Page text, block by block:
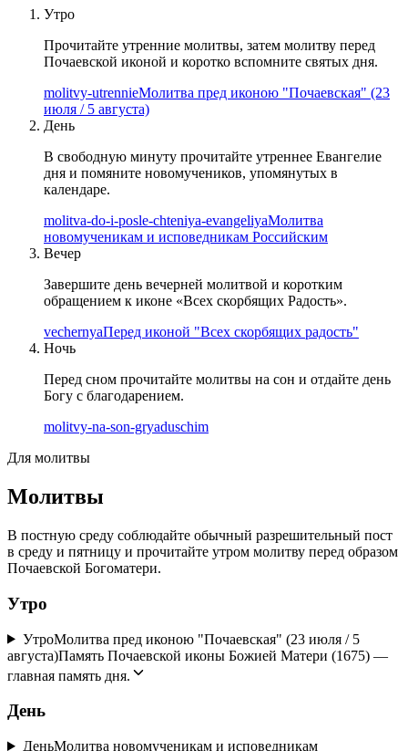
Утро
Прочитайте утренние молитвы, затем молитву перед
Почаевской иконой и коротко вспомните святых дня.
molitvy-utrennieМолитва пред иконою "Почаевская" (23
июля / 5 августа)
День
В свободную минуту прочитайте утреннее Евангелие
дня и помяните новомучеников, упомянутых в
календаре.
molitva-do-i-posle-chteniya-evangeliyaMолитва
новомученикам и исповедникам Российским
Вечер
Завершите день вечерней молитвой и коротким
обращением к иконе «Всех скорбящих Радость».
vechernyaПеред иконой "Всех скорбящих радость"
Ночь
Перед сном прочитайте молитвы на сон и отдайте день
Богу с благодарением.
molitvy-na-son-gryaduschim
Для молитвы
Молитвы
В постную среду соблюдайте обычный разрешительный пост
в среду и пятницу и прочитайте утром молитву перед образом
Почаевской Богоматери.
Утро
УтроМолитва пред иконою "Почаевская" (23 июля / 5
августа)Память Почаевской иконы Божией Матери (1675) —
главная память дня.
День
ДеньMолитва новомученикам и исповедникам